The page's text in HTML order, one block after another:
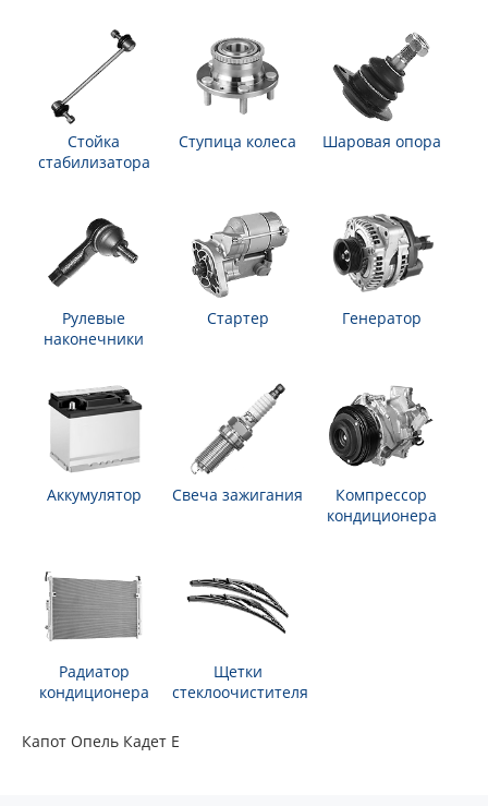
Стойка
стабилизатора
Ступица колеса Шаровая опора
Рулевые
наконечники
Стартер Генератор
Аккумулятор Свеча зажигания
Компрессор
кондиционера
Радиатор
кондиционера
Щетки
стеклоочистителя
Капот Опель Кадет Е